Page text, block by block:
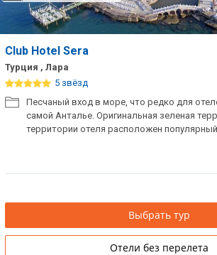
Club Hotel Sera
Турция , Лара
5 звёзд
Песчаный вход в море, что редко для
самой Анталье. Оригинальная зеленая
территории отеля расположен
Выбрать тур
Отели без перелета